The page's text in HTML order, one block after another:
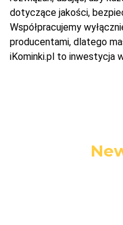
dotyczące jakości,
Współpracujemy
producentami, dlatego
iKominki.pl to inwestycja